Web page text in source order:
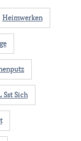
Heimwerken
Sst Sich